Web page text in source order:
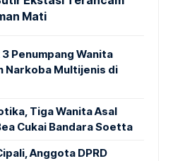
Mati
Penumpang Wanita
Narkoba Multijenis di
Tiga Wanita Asal
Cukai Bandara Soetta
Anggota DPRD